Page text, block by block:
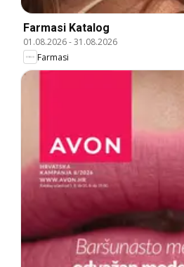
Farmasi Katalog
01.08.2026-31.08.2026
Farmasi